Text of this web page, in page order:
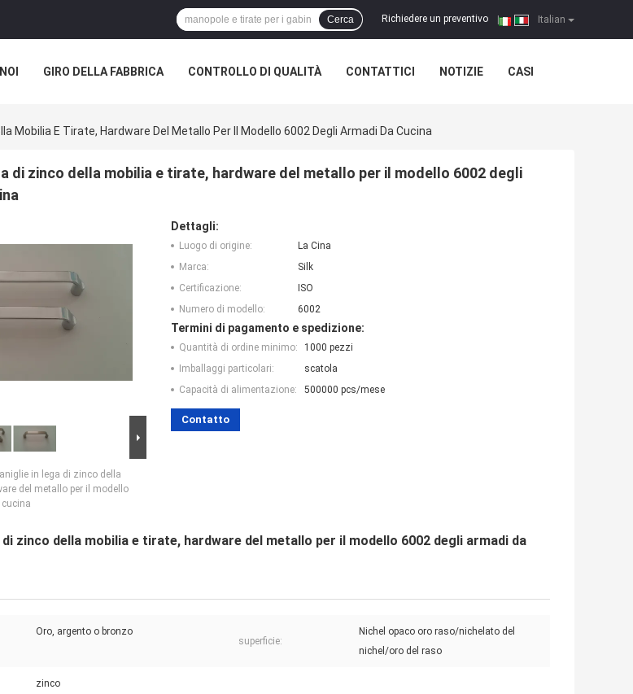
Italian
Richiedere un preventivo |
Cerca
GIRO DELLA FABBRICA CONTROLLO DI QUALITÀ CONTATTICI NOTIZIE CASI
Mobilia E Tirate, Hardware Del Metallo Per Il Modello 6002 Degli Armadi Da Cucina
di zinco della mobilia e tirate, hardware del metallo per il modello 6002 degli
in lega di zinco della
del metallo per il modello
Dettagli:
Luogo di origine:
La Cina
Marca:
Silk
Certificazione:
ISO
Numero di modello:
6002
Termini di pagamento e spedizione:
Quantità di ordine minimo:
1000 pezzi
Imballaggi particolari:
scatola
Capacità di alimentazione:
500000 pcs/mese
Contatto
di zinco della mobilia e tirate, hardware del metallo per il modello 6002 degli armadi da
Oro, argento o bronzo
superficie:
Nichel opaco oro raso/nichelato del
nichel/oro del raso
zinco